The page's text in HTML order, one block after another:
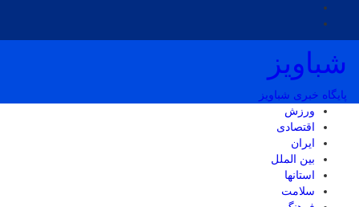
شباویز
پایگاه خبری شباویز
ورزش
اقتصادی
ایران
بین الملل
استانها
سلامت